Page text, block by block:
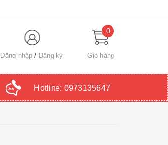
Đăng nhập Đăng ký
0
Giỏ hàng
Hotline: 0973135647